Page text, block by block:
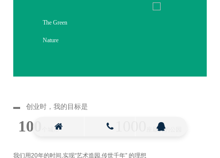
The Green
Nature
▬ 创业时，我的目标是
100 个城市 座最美的公园
我们用20年的时间,实现“艺术造园,传世千年” 的理想